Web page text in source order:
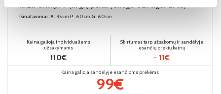
KALIFORNIJA-P (III gr.) pufas (Onega-02/Angel-2745)
Išmatavimai: A: 45cm P: 60cm G: 60cm
Kaina galioja individualiems
užsakymams
110€
Skirtumas tarp užsakomų ir sandėlyje
esančių prekių kainų
- 11€
Kaina galioja sandėlyje esančioms prekėms
99€